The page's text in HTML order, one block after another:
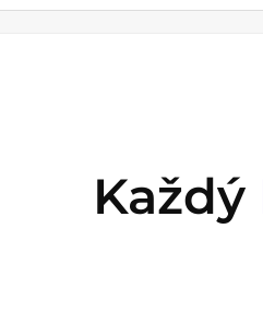
Každý